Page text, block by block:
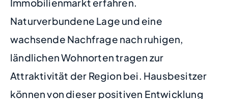
Naturverbundene Lage und eine
wachsende Nachfrage nach ruhigen,
ländlichen Wohnorten tragen zur
Attraktivität der Region bei. Hausbesitzer
können von dieser positiven Entwicklung